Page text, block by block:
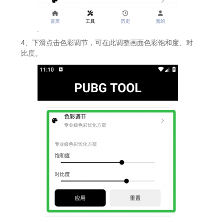
4、下滑点击色彩调节，可在此调整画面色彩饱和度、对
比度。